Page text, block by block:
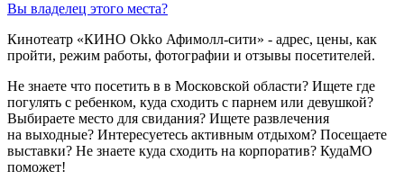
Вы владелец этого места?
Кинотеатр «КИНО Okko Афимолл-сити» - адрес, цены, как
пройти, режим работы, фотографии и отзывы посетителей.
Не знаете что посетить в в Московской области? Ищете где
погулять с ребенком, куда сходить с парнем или девушкой?
Выбираете место для свидания? Ищете развлечения
на выходные? Интересуетесь активным отдыхом? Посещаете
выставки? Не знаете куда сходить на корпоратив? КудаМО
поможет!